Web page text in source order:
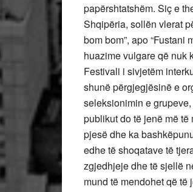
papërshtatshëm. Siç e
Shqipëria, sollën vlerat
bom bom”, apo
huazime vulgare që nuk
Festivali i sivjetëm
shunë përgjegjësinë e
seleksionimin e
publikut do të jenë më të
pjesë dhe ka
edhe të shoqatave të
zgjedhjeje dhe të sjellë
mund të mendohet që të